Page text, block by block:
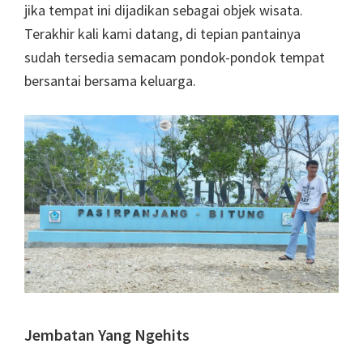
jika tempat ini dijadikan sebagai objek wisata.
Terakhir kali kami datang, di tepian pantainya
sudah tersedia semacam pondok-pondok tempat
bersantai bersama keluarga.
Jembatan Yang Ngehits